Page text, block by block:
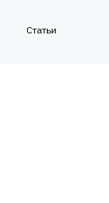
Статьи